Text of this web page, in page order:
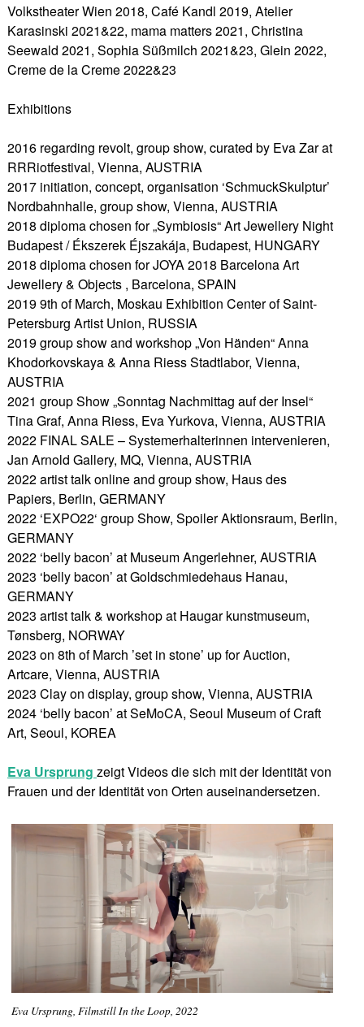
Volkstheater Wien 2018, Café Kandl 2019, Atelier
Karasinski 2021&22, mama matters 2021, Christina
Seewald 2021, Sophia Süßmilch 2021&23, Glein 2022,
Creme de la Creme 2022&23
Exhibitions
2016 regarding revolt, group show, curated by Eva Zar at
RRRiotfestival, Vienna, AUSTRIA
2017 initiation, concept, organisation ‘SchmuckSkulptur’
Nordbahnhalle, group show, Vienna, AUSTRIA
2018 diploma chosen for „Symbiosis“ Art Jewellery Night
Budapest / Ékszerek Éjszakája, Budapest, HUNGARY
2018 diploma chosen for JOYA 2018 Barcelona Art
Jewellery & Objects , Barcelona, SPAIN
2019 9th of March, Moskau Exhibition Center of Saint-
Petersburg Artist Union, RUSSIA
2019 group show and workshop „Von Händen“ Anna
Khodorkovskaya & Anna Riess Stadtlabor, Vienna,
AUSTRIA
2021 group Show „Sonntag Nachmittag auf der Insel“
Tina Graf, Anna Riess, Eva Yurkova, Vienna, AUSTRIA
2022 FINAL SALE – Systemerhalterinnen intervenieren,
Jan Arnold Gallery, MQ, Vienna, AUSTRIA
2022 artist talk online and group show, Haus des
Papiers, Berlin, GERMANY
2022 ‘EXPO22‘ group Show, Spoiler Aktionsraum, Berlin,
GERMANY
2022 ‘belly bacon’ at Museum Angerlehner, AUSTRIA
2023 ‘belly bacon’ at Goldschmiedehaus Hanau,
GERMANY
2023 artist talk & workshop at Haugar kunstmuseum,
Tønsberg, NORWAY
2023 on 8th of March ’set in stone’ up for Auction,
Artcare, Vienna, AUSTRIA
2023 Clay on display, group show, Vienna, AUSTRIA
2024 ‘belly bacon’ at SeMoCA, Seoul Museum of Craft
Art, Seoul, KOREA
Eva Ursprung zeigt Videos die sich mit der Identität von
Frauen und der Identität von Orten auseinandersetzen.
Eva Ursprung, Filmstill In the Loop, 2022